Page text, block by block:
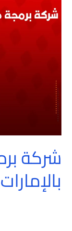
شركة
بالإمارات
برمجة
في